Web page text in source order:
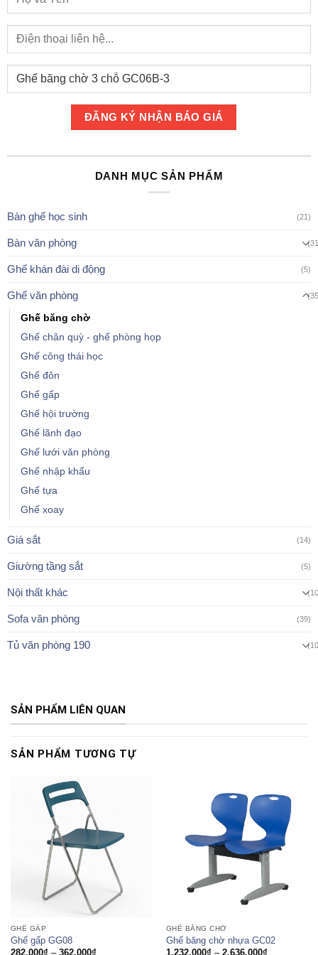
DANH MỤC SẢN PHẨM
Bàn ghế học sinh (21)
Bàn văn phòng
Ghế khán đài di động (5)
Ghế văn phòng
Ghế băng chờ
Ghế chân quỳ - ghế phòng họp
Ghế công thái học
Ghế đôn
Ghế gấp
Ghế hội trường
Ghế lãnh đạo
Ghế lưới văn phòng
Ghế nhập khẩu
Ghế tựa
Ghế xoay
Giá sắt (14)
Giường tầng sắt (5)
Nội thất khác
Sofa văn phòng (39)
Tủ văn phòng 190
SẢN PHẨM LIÊN QUAN
SẢN PHẨM TƯƠNG TỰ
GHẾ GẤP
Ghế gấp GG08
282.000₫ – 362.000₫Khoảng
GHẾ BĂNG CHỜ
Ghế băng chờ nhựa GC02
1.232.000₫ – 2.636.000₫Khoảng